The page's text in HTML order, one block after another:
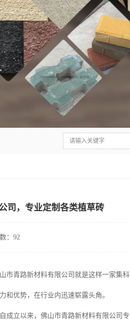
司，专业定制各类植草砖
：92
市青路新材料有限公司就是这样一家集
和优势，在行业内迅速崭露头角。
成立以来，佛山市青路新材料有限公司